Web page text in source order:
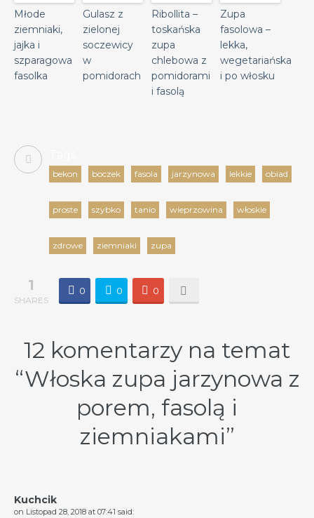
Młode
ziemniaki,
jajka i
szparagowa
fasolka
Gulasz z
zielonej
soczewicy
w
pomidorach
Ribollita –
toskańska
zupa
chlebowa z
pomidorami
i fasolą
Zupa
fasolowa –
lekka,
wegetariańska
i po włosku
bekon boczek fasola jarzynowa lekkie obiad
proste szybko tanio wieprzowina włoskie
zdrowe ziemniaki zupa
1
SHARES
0 0 0
12 komentarzy na temat
“Włoska zupa jarzynowa z
porem, fasolą i
ziemniakami”
Kuchcik
on Listopad 28, 2018 at 07:41 said: